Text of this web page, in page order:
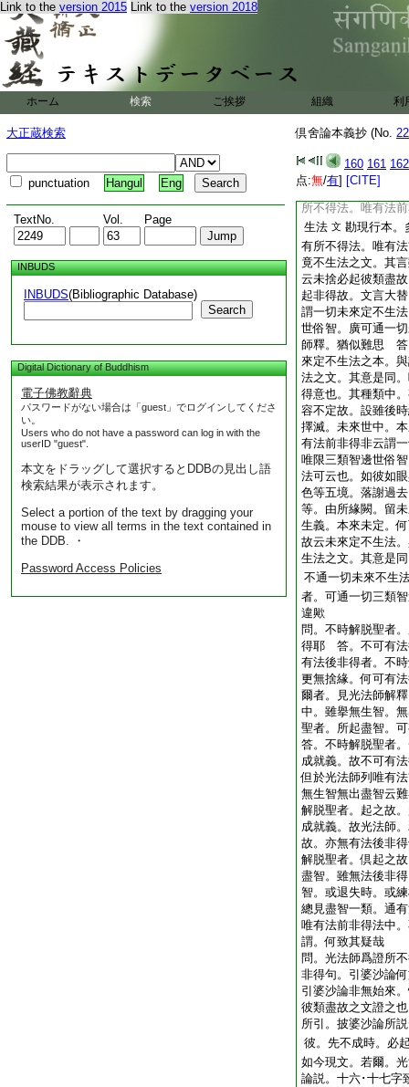
Link to the version 2015 Link to the version 2018
ホーム 検索 ご挨拶 組織 利
大正蔵検索
punctuation Hangul Eng
TextNo. Vol. Page
INBUDS
INBUDS(Bibliographic Database)
Search
Digital Dictionary of Buddhism
電子佛教辭典
パスワードがない場合は「guest」でログインしてくださ
い。
Users who do not have a password can log in with the
userID "guest".
本文をドラッグして選択するとDDBの見出し語
検索結果が表示されます。
Select a portion of the text by dragging your
mouse to view all terms in the text contained in
the DDB. ・
Password Access Policies
倶舍論本義抄 (No.
160 161 162
点:無/有] [CITE]
法後非得。謂諸餘
法也。次於寶法師
意云。法前法後。
有法前非得。若未
通有法前法後非得
法。不限三類智邊
不生法 爲言 人師異
重難云。見泰法師
所不得法。唯有法
生法 文 勘現行本。
有所不得法。唯有
竟不生法之文。其
云未捨必起彼類盡
起非得故。文言大
謂一切未來定不生
世俗智。廣可通一
師釋。猶似難思 答
來定不生法之本。
法之文。其意是同
得意也。其種類中
容不定故。設雖後
擇滅。未來世中。
有法前非得非云謂
唯限三類智邊世俗
法可云也。如彼如
色等五境。落謝過
等。由所緣闕。留
生義。本來未定。
故云未來定不生法
生法之文。其意是
不通一切未來不生
者。可通一切三類
違歟
問。不時解脱聖者
得耶 答。不可有
有法後非得者。不
更無捨緣。何可有
爾者。見光法師解
中。雖擧無生智。
聖者。所起盡智。
答。不時解脱聖者
成就義。故不可有
但於光法師列唯有
無生智無出盡智云
解脱聖者。起之故
成就義。故光法師
故。亦無有法後非
解脱聖者。倶起之
盡智。雖無法後非
智。或退失時。或
總見盡智一類。通
唯有法前非得法中
謂。何致其疑哉
問。光法師爲證所
非得句。引婆沙論
引婆沙論非無始來
彼類盡故之文證之也
所引。披婆沙論所
彼。先不成時。必
如今現文。若爾。
論説。十六･十七字